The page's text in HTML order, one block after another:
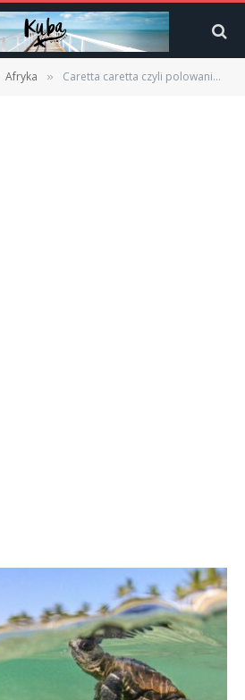
Afryka » Caretta caretta czyli polowanie na żółwie